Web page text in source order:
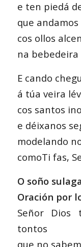
e ten piedá
que
cos ollos
na
E cando
á túa veira
cos santos
e déixanos
modelando
comoTi fas,
O soño
Oración por
Señor Dios
tontos
que no